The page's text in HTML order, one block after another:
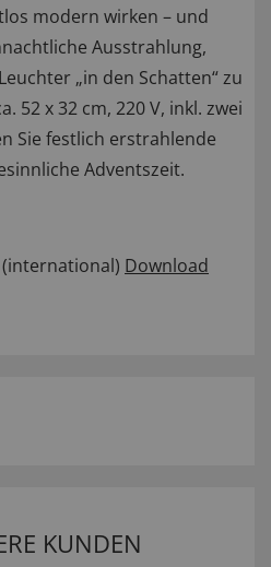
modern wirken – und
Ausstrahlung,
„in den Schatten“ zu
52 x 32 cm, 220 V, inkl. zwei
Sie festlich erstrahlende
Adventszeit.
Download
KUNDEN